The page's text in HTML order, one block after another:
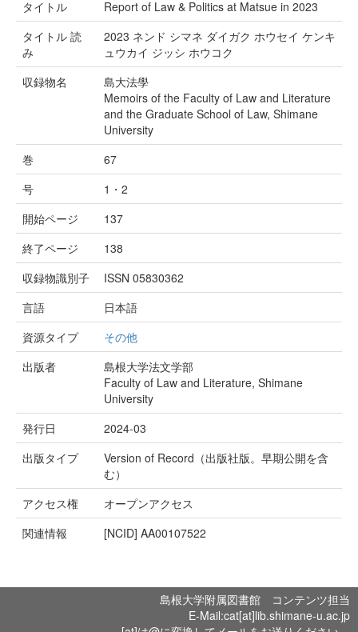
タイトル
Report of Law & Politics at Matsue in 2023
タイトル 読
み
2023 ネンド シマネ ダイガク ホウセイ ケンキ
ュウカイ ジッシ ホウコク
収録物名
島大法學
Memoirs of the Faculty of Law and Literature
and the Graduate School of Law, Shimane
University
巻
67
号
1・2
開始ページ
137
終了ページ
138
収録物識別子
ISSN 05830362
言語
日本語
資源タイプ
その他
出版者
島根大学法文学部
Faculty of Law and Literature, Shimane
University
発行日
2024-03
出版タイプ
Version of Record（出版社版。早期公開を含
む）
アクセス権
オープンアクセス
関連情報
[NCID] AA00107522
島根大学附属図書館 コンテンツ担当
E-Mail:cat[at]lib.shimane-u.ac.jp